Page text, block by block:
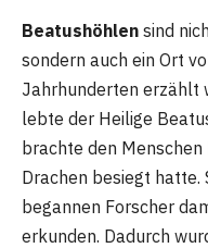
Beatushöhlen sind
sondern auch ein Ort
Jahrhunderten erzählt
lebte der Heilige
brachte den Menschen
Drachen besiegt hatte.
begannen Forscher
erkunden. Dadurch